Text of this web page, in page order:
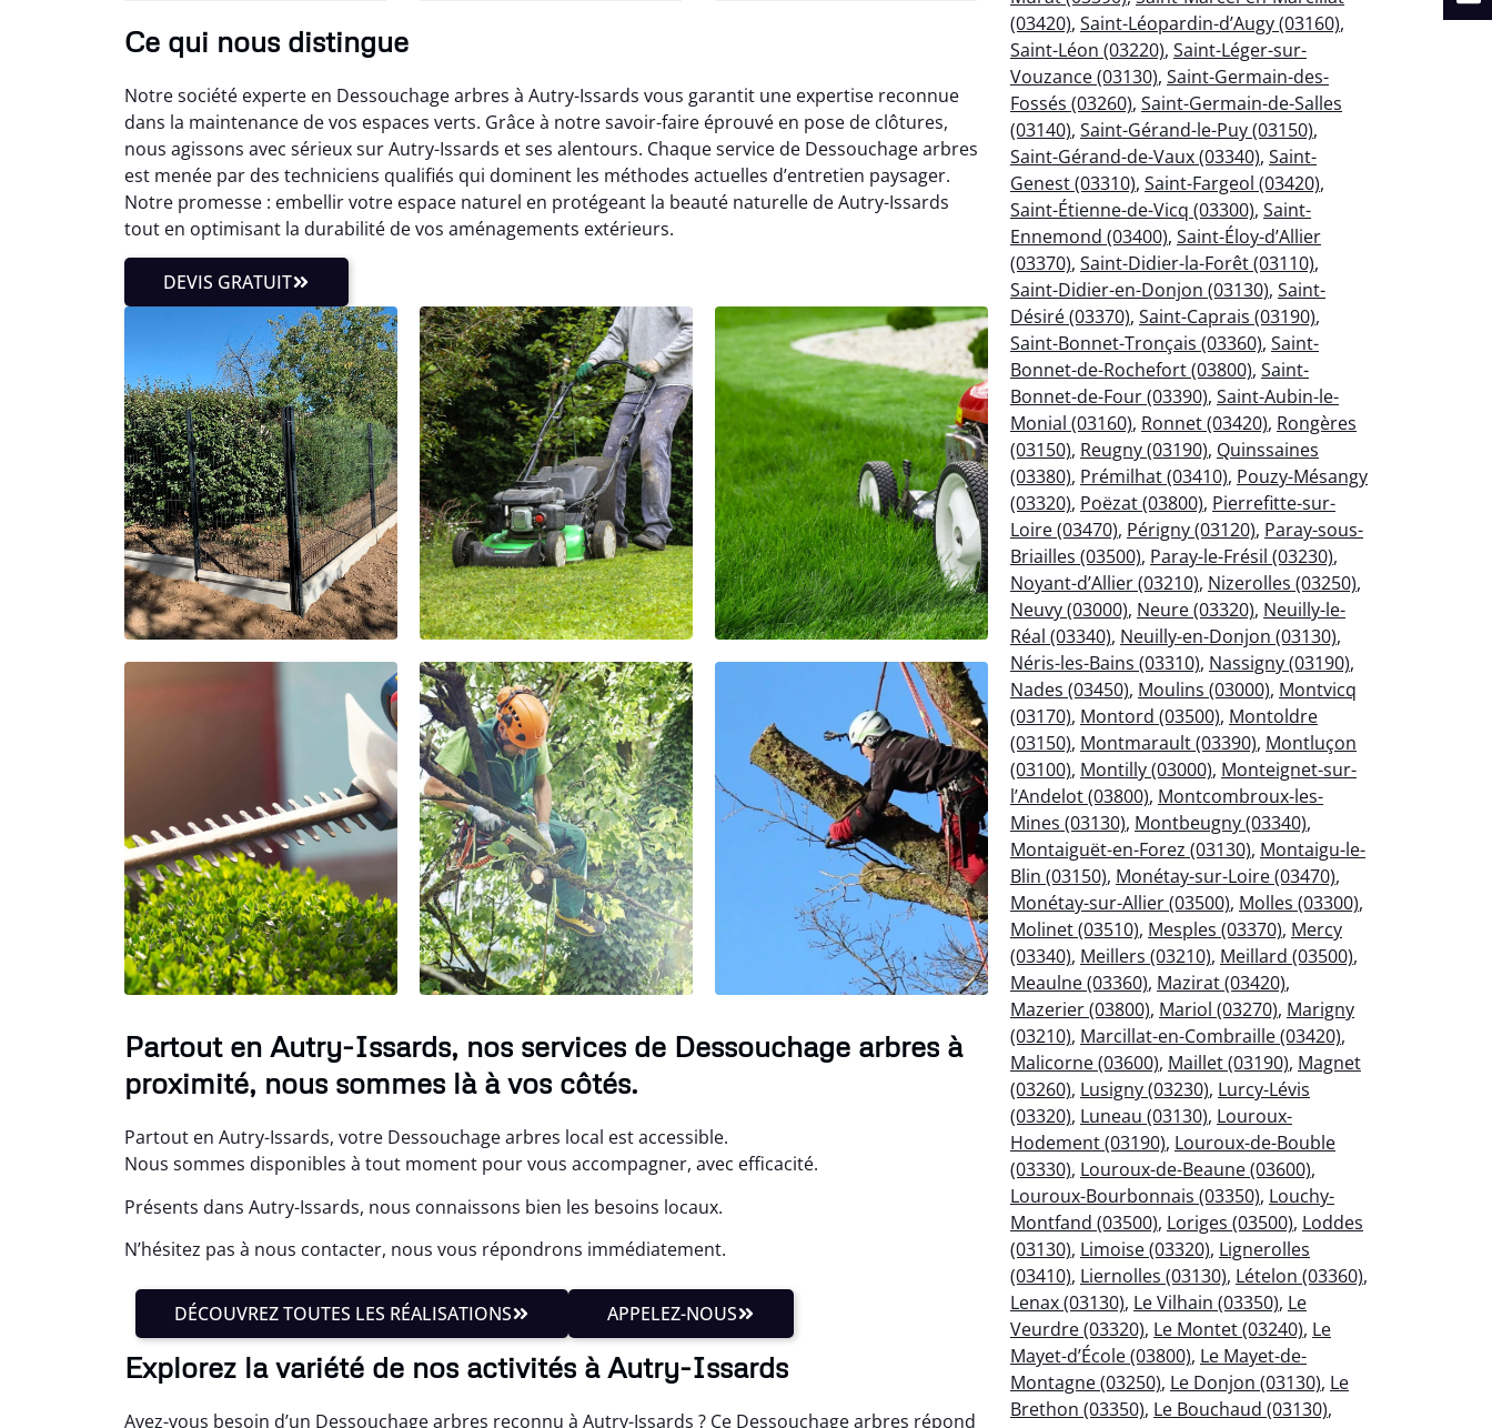
Ce qui nous distingue
Notre société experte en Dessouchage arbres à Autry-Issards vous garantit une expertise reconnue
dans la maintenance de vos espaces verts. Grâce à notre savoir-faire éprouvé en pose de clôtures,
nous agissons avec sérieux sur Autry-Issards et ses alentours. Chaque service de Dessouchage arbres
est menée par des techniciens qualifiés qui dominent les méthodes actuelles d’entretien paysager.
Notre promesse : embellir votre espace naturel en protégeant la beauté naturelle de Autry-Issards
tout en optimisant la durabilité de vos aménagements extérieurs.
DEVIS GRATUIT
Partout en Autry-Issards, nos services de Dessouchage arbres à
proximité, nous sommes là à vos côtés.
Partout en Autry-Issards, votre Dessouchage arbres local est accessible.
Nous sommes disponibles à tout moment pour vous accompagner, avec efficacité.
Présents dans Autry-Issards, nous connaissons bien les besoins locaux.
N’hésitez pas à nous contacter, nous vous répondrons immédiatement.
DÉCOUVREZ TOUTES LES RÉALISATIONS APPELEZ-NOUS
Explorez la variété de nos activités à Autry-Issards
Avez-vous besoin d’un Dessouchage arbres reconnu à Autry-Issards ? Ce Dessouchage arbres répond
(03420), Saint-Léopardin-d’Augy (03160),
Saint-Léon (03220), Saint-Léger-sur-
Vouzance (03130), Saint-Germain-des-
Fossés (03260), Saint-Germain-de-Salles
(03140), Saint-Gérand-le-Puy (03150),
Saint-Gérand-de-Vaux (03340), Saint-
Genest (03310), Saint-Fargeol (03420),
Saint-Étienne-de-Vicq (03300), Saint-
Ennemond (03400), Saint-Éloy-d’Allier
(03370), Saint-Didier-la-Forêt (03110),
Saint-Didier-en-Donjon (03130), Saint-
Désiré (03370), Saint-Caprais (03190),
Saint-Bonnet-Tronçais (03360), Saint-
Bonnet-de-Rochefort (03800), Saint-
Bonnet-de-Four (03390), Saint-Aubin-le-
Monial (03160), Ronnet (03420), Rongères
(03150), Reugny (03190), Quinssaines
(03380), Prémilhat (03410), Pouzy-Mésangy
(03320), Poëzat (03800), Pierrefitte-sur-
Loire (03470), Périgny (03120), Paray-sous-
Briailles (03500), Paray-le-Frésil (03230),
Noyant-d’Allier (03210), Nizerolles (03250),
Neuvy (03000), Neure (03320), Neuilly-le-
Réal (03340), Neuilly-en-Donjon (03130),
Néris-les-Bains (03310), Nassigny (03190),
Nades (03450), Moulins (03000), Montvicq
(03170), Montord (03500), Montoldre
(03150), Montmarault (03390), Montluçon
(03100), Montilly (03000), Monteignet-sur-
l’Andelot (03800), Montcombroux-les-
Mines (03130), Montbeugny (03340),
Montaiguët-en-Forez (03130), Montaigu-le-
Blin (03150), Monétay-sur-Loire (03470),
Monétay-sur-Allier (03500), Molles (03300),
Molinet (03510), Mesples (03370), Mercy
(03340), Meillers (03210), Meillard (03500),
Meaulne (03360), Mazirat (03420),
Mazerier (03800), Mariol (03270), Marigny
(03210), Marcillat-en-Combraille (03420),
Malicorne (03600), Maillet (03190), Magnet
(03260), Lusigny (03230), Lurcy-Lévis
(03320), Luneau (03130), Louroux-
Hodement (03190), Louroux-de-Bouble
(03330), Louroux-de-Beaune (03600),
Louroux-Bourbonnais (03350), Louchy-
Montfand (03500), Loriges (03500), Loddes
(03130), Limoise (03320), Lignerolles
(03410), Liernolles (03130), Lételon (03360),
Lenax (03130), Le Vilhain (03350), Le
Veurdre (03320), Le Montet (03240), Le
Mayet-d’École (03800), Le Mayet-de-
Montagne (03250), Le Donjon (03130), Le
Brethon (03350), Le Bouchaud (03130),